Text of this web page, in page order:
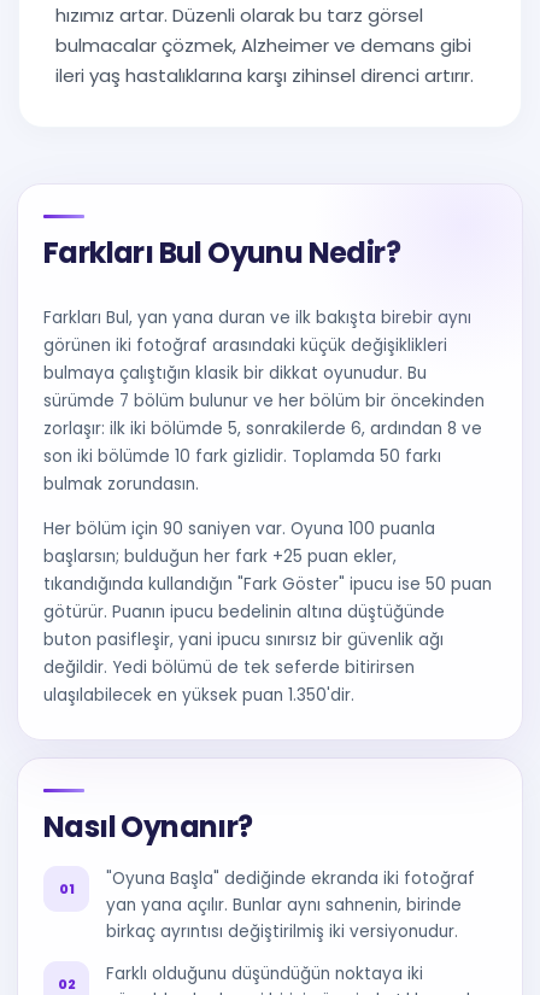
hızımız artar. Düzenli olarak bu tarz görsel
bulmacalar çözmek, Alzheimer ve demans gibi
ileri yaş hastalıklarına karşı zihinsel direnci artırır.
Farkları Bul Oyunu Nedir?
Farkları Bul, yan yana duran ve ilk bakışta birebir aynı
görünen iki fotoğraf arasındaki küçük değişiklikleri
bulmaya çalıştığın klasik bir dikkat oyunudur. Bu
sürümde 7 bölüm bulunur ve her bölüm bir öncekinden
zorlaşır: ilk iki bölümde 5, sonrakilerde 6, ardından 8 ve
son iki bölümde 10 fark gizlidir. Toplamda 50 farkı
bulmak zorundasın.
Her bölüm için 90 saniyen var. Oyuna 100 puanla
başlarsın; bulduğun her fark +25 puan ekler,
tıkandığında kullandığın "Fark Göster" ipucu ise 50 puan
götürür. Puanın ipucu bedelinin altına düştüğünde
buton pasifleşir, yani ipucu sınırsız bir güvenlik ağı
değildir. Yedi bölümü de tek seferde bitirirsen
ulaşılabilecek en yüksek puan 1.350'dir.
Nasıl Oynanır?
"Oyuna Başla" dediğinde ekranda iki fotoğraf
yan yana açılır. Bunlar aynı sahnenin, birinde
birkaç ayrıntısı değiştirilmiş iki versiyonudur.
Farklı olduğunu düşündüğün noktaya iki